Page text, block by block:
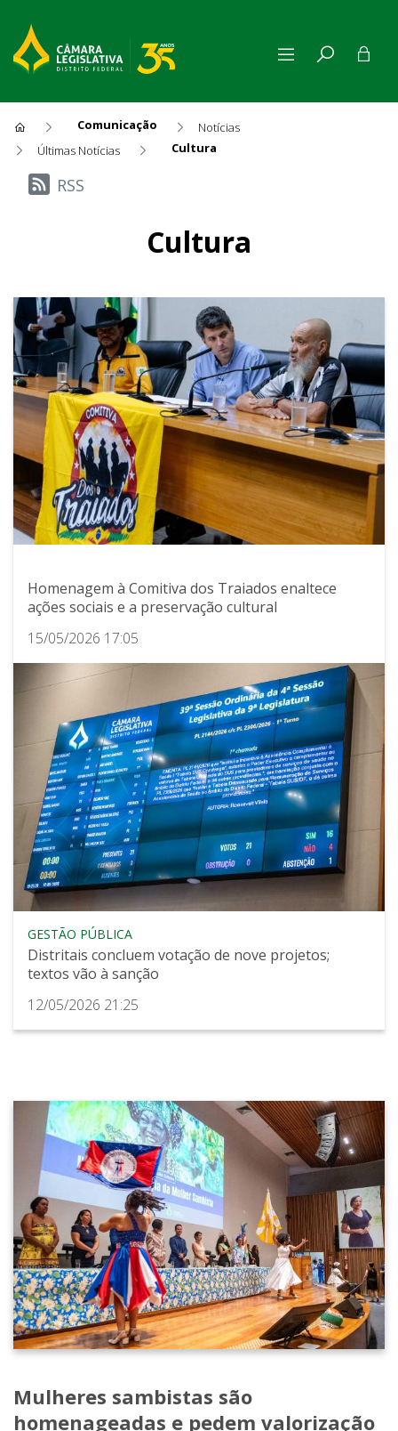
Comunicação
Notícias
Últimas Notícias
Cultura
Últimas Notícias
RSS
Cultura
Homenagem à Comitiva dos Traiados enaltece
ações sociais e a preservação cultural
15/05/2026 17:05
GESTÃO PÚBLICA
Distritais concluem votação de nove projetos;
textos vão à sanção
12/05/2026 21:25
Mulheres sambistas são
homenageadas e pedem valorização